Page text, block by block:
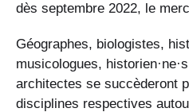
dès septembre 2022, le
Géographes, biologistes,
musicologues,
architectes se succèderont
disciplines respectives